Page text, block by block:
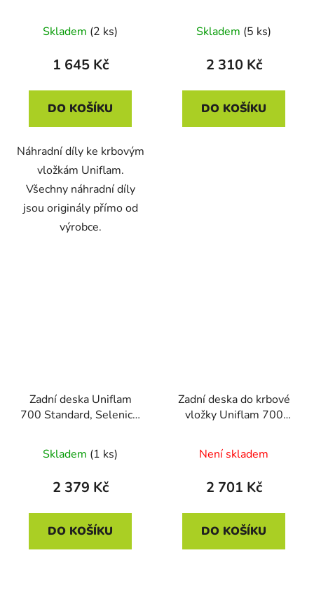
700604(670604B-B)
Skladem (2 ks)
1 645 Kč
DO KOŠÍKU
Náhradní díly ke krbovým
vložkám Uniflam.
Všechny náhradní díly
jsou originály přímo od
výrobce.
jiný vzor
Skladem (5 ks)
2 310 Kč
DO KOŠÍKU
Zadní deska Uniflam
700 Standard, Selenic -
Skladem (1 ks)
2 379 Kč
DO KOŠÍKU
Zadní deska do krbové
vložky Uniflam 700
670709
Není skladem
2 701 Kč
DO KOŠÍKU